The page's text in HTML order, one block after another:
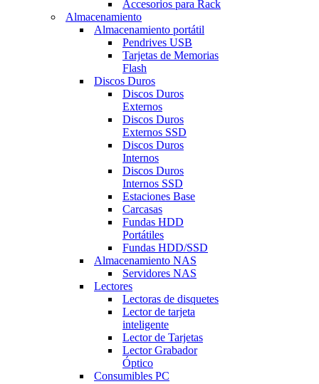
Accesorios para Rack
Almacenamiento
Almacenamiento portátil
Pendrives USB
Tarjetas de Memorias
Flash
Discos Duros
Discos Duros
Externos
Discos Duros
Externos SSD
Discos Duros
Internos
Discos Duros
Internos SSD
Estaciones Base
Carcasas
Fundas HDD
Portátiles
Fundas HDD/SSD
Almacenamiento NAS
Servidores NAS
Lectores
Lectoras de disquetes
Lector de tarjeta
inteligente
Lector de Tarjetas
Lector Grabador
Óptico
Consumibles PC